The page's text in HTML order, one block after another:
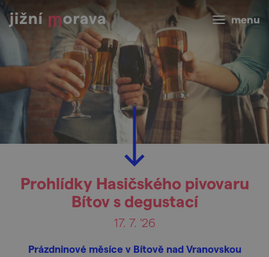
menu
Prohlídky Hasičského pivovaru
Bítov s degustací
17. 7. '26
Prázdninové měsíce v Bítově nad Vranovskou